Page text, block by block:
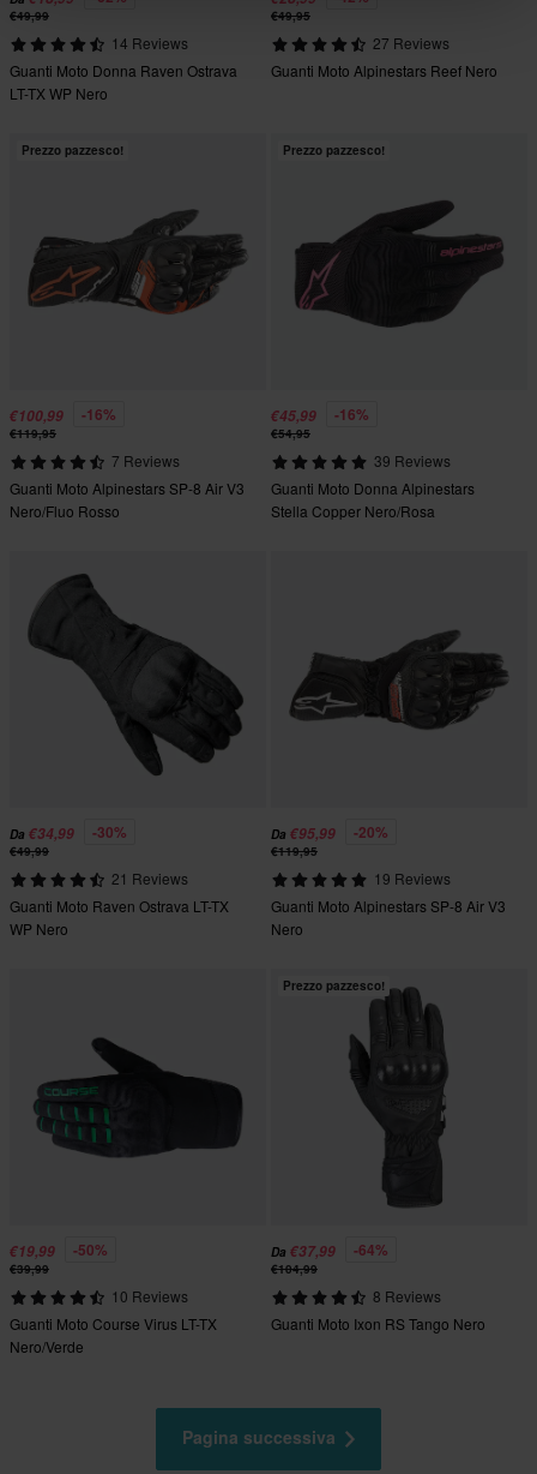
€49,99
14 Reviews
Guanti Moto Donna Raven Ostrava
LT-TX WP Nero
€49,95
27 Reviews
Guanti Moto Alpinestars Reef Nero
Prezzo pazzesco!
€100,99 -16%
€119,95
7 Reviews
Guanti Moto Alpinestars SP-8 Air V3
Nero/Fluo Rosso
Prezzo pazzesco!
€45,99 -16%
€54,95
39 Reviews
Guanti Moto Donna Alpinestars
Stella Copper Nero/Rosa
Da €34,99 -30%
€49,99
21 Reviews
Guanti Moto Raven Ostrava LT-TX
WP Nero
Da €95,99 -20%
€119,95
19 Reviews
Guanti Moto Alpinestars SP-8 Air V3
Nero
€19,99 -50%
€39,99
10 Reviews
Guanti Moto Course Virus LT-TX
Nero/Verde
Prezzo pazzesco!
Da €37,99 -64%
€104,99
8 Reviews
Guanti Moto Ixon RS Tango Nero
Pagina successiva